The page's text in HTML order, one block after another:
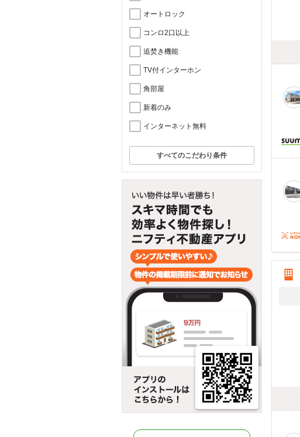
オートロック
コンロ2口以上
追焚き機能
TV付インターホン
角部屋
新着のみ
インターネット無料
すべてのこだわり条件